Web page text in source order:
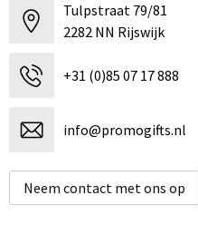
Tulpstraat 79/81
2282 NN Rijswijk
+31 (0)85 07 17 888
info@promogifts.nl
Neem contact met ons op